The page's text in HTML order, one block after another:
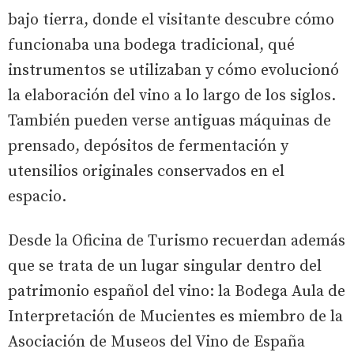
bajo tierra, donde el visitante descubre cómo
funcionaba una bodega tradicional, qué
instrumentos se utilizaban y cómo evolucionó
la elaboración del vino a lo largo de los siglos.
También pueden verse antiguas máquinas de
prensado, depósitos de fermentación y
utensilios originales conservados en el
espacio.
Desde la Oficina de Turismo recuerdan además
que se trata de un lugar singular dentro del
patrimonio español del vino: la Bodega Aula de
Interpretación de Mucientes es miembro de la
Asociación de Museos del Vino de España